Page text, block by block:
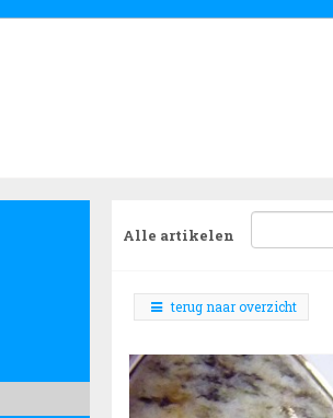
Alle artikelen
terug naar overzicht